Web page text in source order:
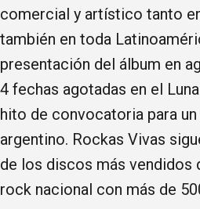
comercial y artístico tanto
también en toda
presentación del álbum en
4 fechas agotadas en el
hito de convocatoria para
argentino. Rockas Vivas
de los discos más vendidos
rock nacional con más de